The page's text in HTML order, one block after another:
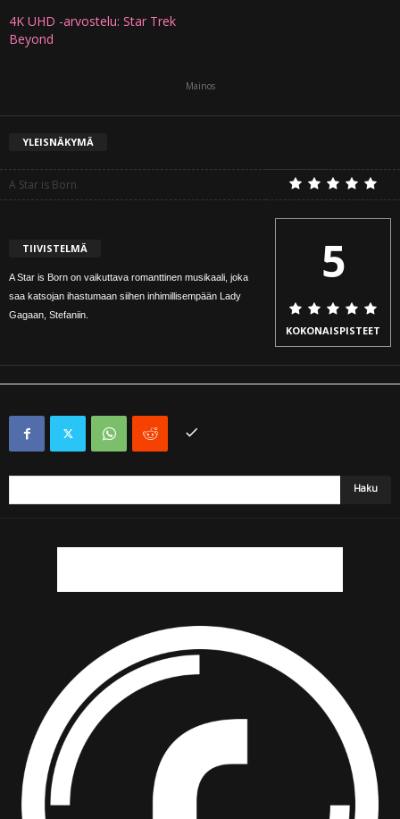
4K UHD -arvostelu: Star Trek
Beyond
Mainos
YLEISNÄKYMÄ
A Star is Born
TIIVISTELMÄ
A Star is Born on vaikuttava romanttinen musikaali, joka
saa katsojan ihastumaan siihen inhimillisempään Lady
Gagaan, Stefaniin.
5
KOKONAISPISTEET